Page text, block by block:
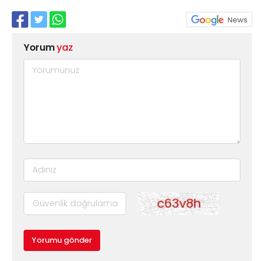
Yorumyaz
Yorumu gönder